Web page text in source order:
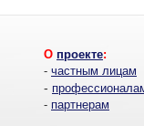
О проекте:
- частным лицам
-
- партнерам